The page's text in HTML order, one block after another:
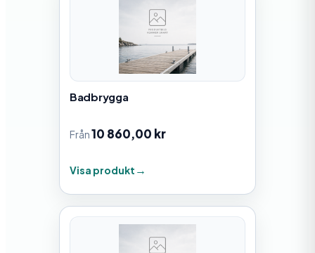
Badbrygga
Från10 860,00 kr
Visa produkt